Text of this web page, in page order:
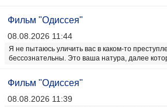
Фильм "Одиссея"
08.08.2026 11:44
Я не пытаюсь уличить вас в каком-то
бессознательны. Это ваша натура, далее
Фильм "Одиссея"
08.08.2026 11:39